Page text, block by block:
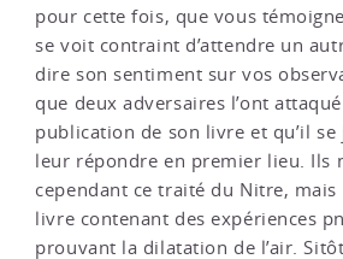
pour cette fois, que vous
se voit contraint d’attendre un
dire son sentiment sur vos
que deux adversaires l’ont
publication de son livre et qu’il se
leur répondre en premier lieu. Ils
cependant ce traité du Nitre,
livre contenant des expériences
prouvant la dilatation de l’air.